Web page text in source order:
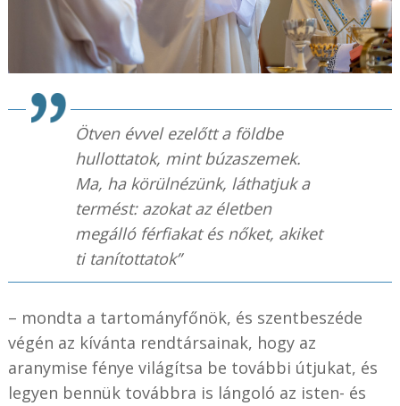
Ötven évvel ezelőtt a földbe
hullottatok, mint búzaszemek.
Ma, ha körülnézünk, láthatjuk a
termést: azokat az életben
megálló férfiakat és nőket, akiket
ti tanítottatok”
– mondta a tartományfőnök, és szentbeszéde
végén az kívánta rendtársainak, hogy az
aranymise fénye világítsa be további útjukat, és
legyen bennük továbbra is lángoló az isten- és